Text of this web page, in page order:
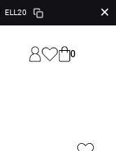
ELL20 ✕
0